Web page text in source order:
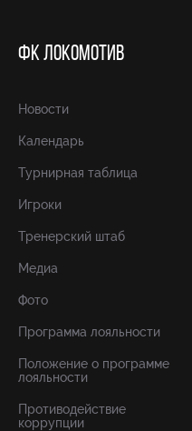
ФК ЛОКОМОТИВ
Новости
Календарь
Турнирная таблица
Игроки
Тренерский штаб
Медиа
Фото
Программа лояльности
Положение о программе
лояльности
Противодействие
коррупции